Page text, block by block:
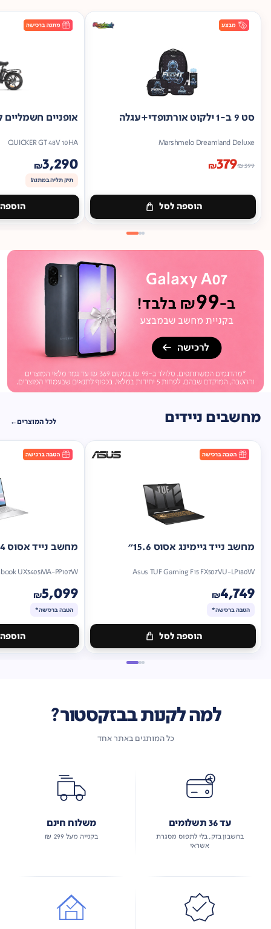
סט 9 ב-1 ילקוט אורתופדי+עגלה
Marshmelo Dreamland Deluxe
₪399
₪379
הוספה לסל
אופניים חשמליים
QUICKER GT 48V 10HA
₪3,290
תיק תליה במתנה!
מחשבים ניידים לכל המוצרים
מחשב נייד גיימינג אסוס 15.6"
Asus TUF Gaming F15 FX507VU-LP180W
₪4,749
הטבה ברכישה*
הוספה לסל
מחשב נייד אסוס 14"
UX3405MA-PP107W
₪5,099
הטבה ברכישה*
למה לקנות בבזקסטור?
כל המותגים באתר אחד
עד 36 תשלומים
בחשבון בזק, בלי לתפוס מסגרת
אשראי
משלוח חינם
בקנייה מעל 299 ₪